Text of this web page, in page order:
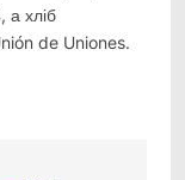
хліб
de Uniones.